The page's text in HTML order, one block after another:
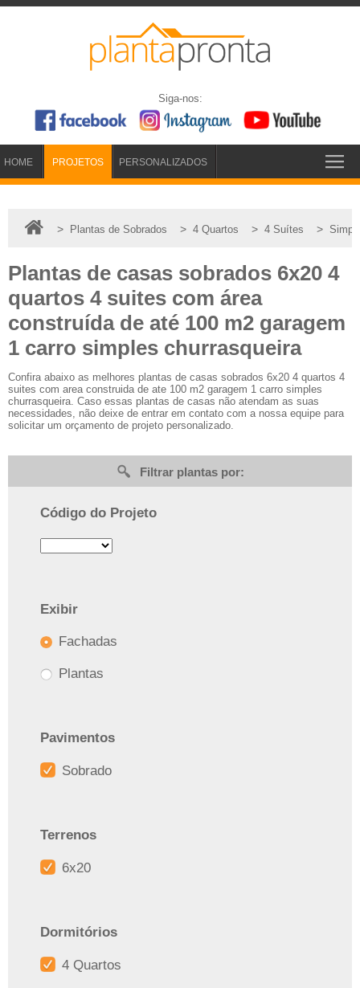
Siga-nos:
HOME PROJETOS PERSONALIZADOS
> Plantas de Sobrados > 4 Quartos > 4 Suítes >
Plantas de casas sobrados 6x20 4
quartos 4 suites com área
construída de até 100 m2 garagem
1 carro simples churrasqueira
Confira abaixo as melhores plantas de casas sobrados 6x20 4 quartos 4
suites com area construida de ate 100 m2 garagem 1 carro simples
churrasqueira. Caso essas plantas de casas não atendam as suas
necessidades, não deixe de entrar em contato com a nossa equipe para
solicitar um orçamento de projeto personalizado.
Filtrar plantas por:
Código do Projeto
Exibir
Fachadas
Plantas
Pavimentos
Sobrado
Terrenos
6x20
Dormitórios
4 Quartos